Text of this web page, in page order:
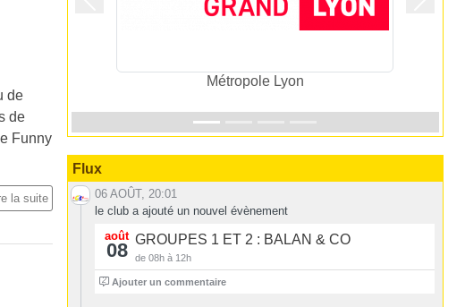
de
de
Funny
la suite
AURA
Flux
06 AOÛT, 20:01
le club a ajouté un nouvel évènement
août
08 GROUPES 1 ET 2 : BALAN & CO
de 08h à 12h
2 Ajouter un commentaire